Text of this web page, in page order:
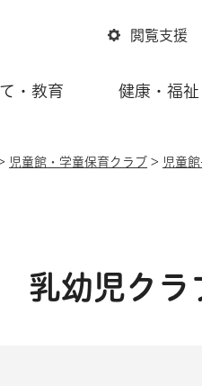
閲覧支援
・教育 健康・福祉
児童館・学童保育クラブ > 児童
幼児クラ